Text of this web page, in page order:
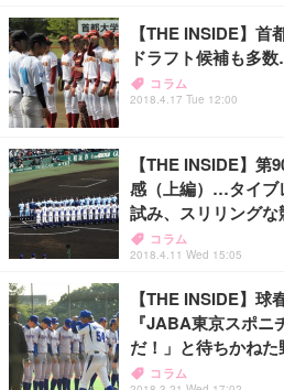
【THE INSIDE】
ドラフト候補も多
コラム
2018.4.17 Tue 12:00
【THE INSIDE】
感（上編）…タイブ
試み、スリリングな
コラム
2018.4.11 Wed 15:05
【THE INSIDE】
『JABA東京スポ
だ！」と待ちかねた
コラム